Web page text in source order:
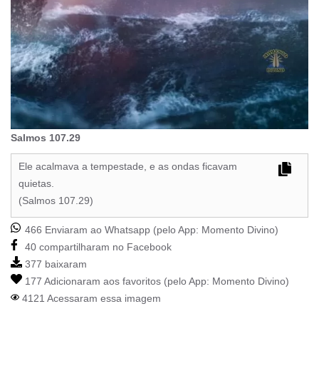
Salmos 107.29
Ele acalmava a tempestade, e as ondas ficavam
quietas.
(Salmos 107.29)
466 Enviaram ao Whatsapp (pelo App: Momento Divino)
40 compartilharam no Facebook
377 baixaram
177 Adicionaram aos favoritos (pelo App: Momento Divino)
4121 Acessaram essa imagem